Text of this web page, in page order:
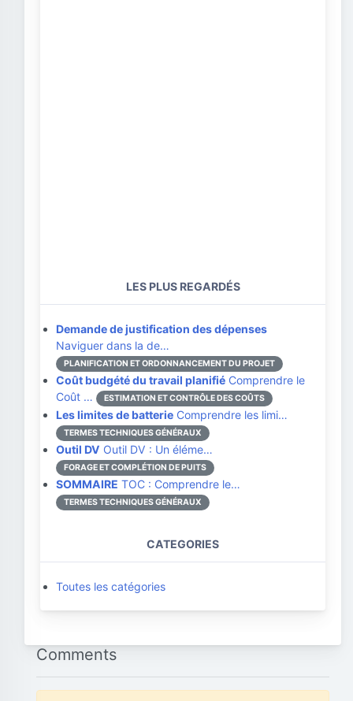
LES PLUS REGARDÉS
Demande de justification des dépenses
Naviguer dans la de…
PLANIFICATION ET ORDONNANCEMENT DU PROJET
Coût budgété du travail planifié Comprendre le
Coût …
ESTIMATION ET CONTRÔLE DES COÛTS
Les limites de batterie Comprendre les limi…
TERMES TECHNIQUES GÉNÉRAUX
Outil DV Outil DV : Un éléme…
FORAGE ET COMPLÉTION DE PUITS
SOMMAIRE TOC : Comprendre le…
TERMES TECHNIQUES GÉNÉRAUX
CATEGORIES
Toutes les catégories
Comments